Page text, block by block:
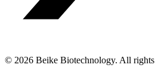
© 2026 Beike Biotechnology. All rights